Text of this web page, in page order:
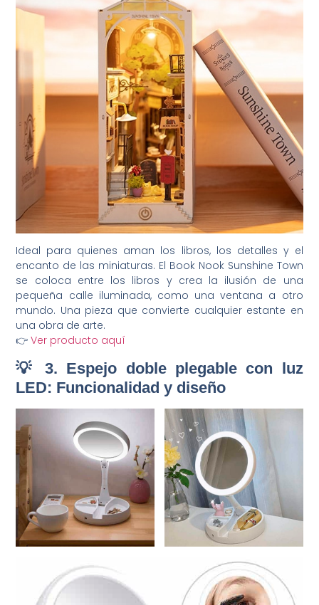
Ideal para quienes aman los libros, los detalles y el
encanto de las miniaturas. El Book Nook Sunshine Town
se coloca entre los libros y crea la ilusión de una
pequeña calle iluminada, como una ventana a otro
mundo. Una pieza que convierte cualquier estante en
una obra de arte.
👉Ver producto aquí
💡 3. Espejo doble plegable con luz
LED: Funcionalidad y diseño